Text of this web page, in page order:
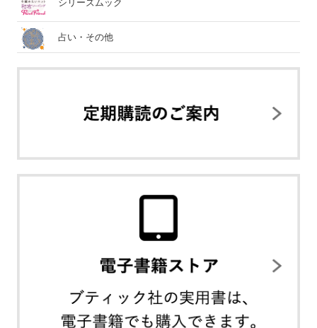
シリーズムック
占い・その他